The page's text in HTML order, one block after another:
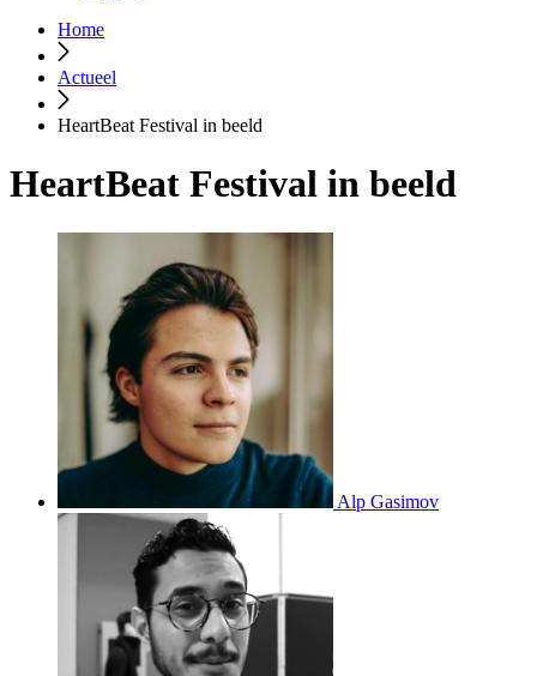
Home
Actueel
HeartBeat Festival in beeld
HeartBeat Festival in beeld
Alp Gasimov